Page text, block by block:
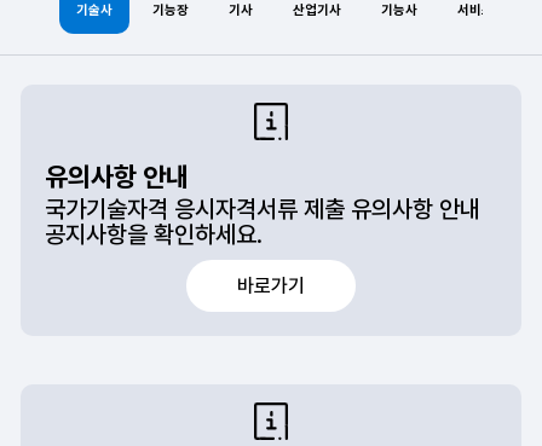
기술사 기능장 기사 산업기사 기능사 서비스분야
유의사항 안내
국가기술자격 응시자격서류 제출 유의사항 안내
공지사항을 확인하세요.
바로가기